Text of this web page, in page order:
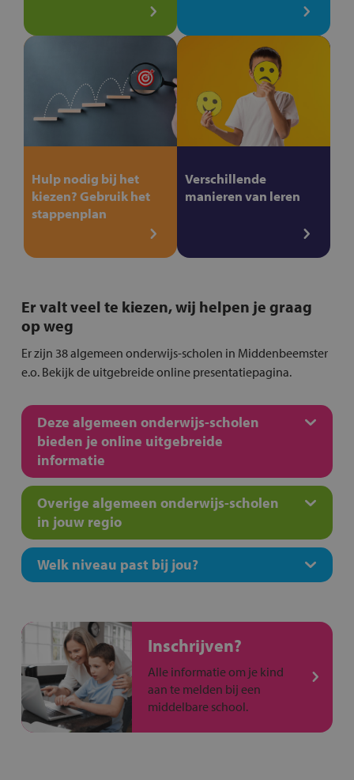
Hulp nodig bij het
kiezen? Gebruik het
stappenplan
Verschillende
manieren van leren
Er valt veel te kiezen, wij helpen je graag
op weg
Er zijn 38 algemeen onderwijs-scholen in Middenbeemster
e.o. Bekijk de uitgebreide online presentatiepagina.
Deze algemeen onderwijs-scholen
bieden je online uitgebreide
informatie
Overige algemeen onderwijs-scholen
in jouw regio
Welk niveau past bij jou?
Inschrijven?
Alle informatie om je kind
aan te melden bij een
middelbare school.